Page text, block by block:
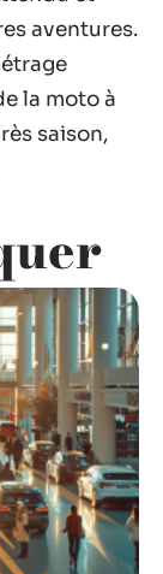
aventures.
la moto à
saison,